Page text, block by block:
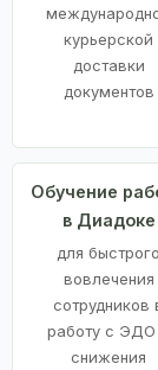
курьерской
доставки
документов
Обучение
в Диадоке
для быстрого
вовлечения
сотрудников
работу с ЭДО
снижения